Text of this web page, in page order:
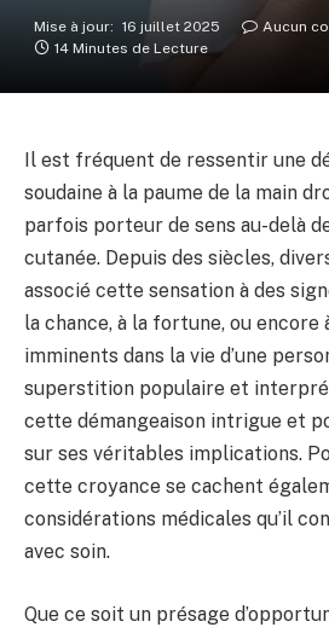
Mise à jour: 16 juillet 2025
Aucun
14 Minutes de Lecture
Il est fréquent de ressentir une
soudaine à la paume de la main
parfois porteur de sens au-delà
cutanée. Depuis des siècles,
associé cette sensation à des
la chance, à la fortune, ou encore
imminents dans la vie d’une
superstition populaire et
cette démangeaison intrigue et
sur ses véritables implications.
cette croyance se cachent
considérations médicales qu’il
avec soin.
Que ce soit un présage